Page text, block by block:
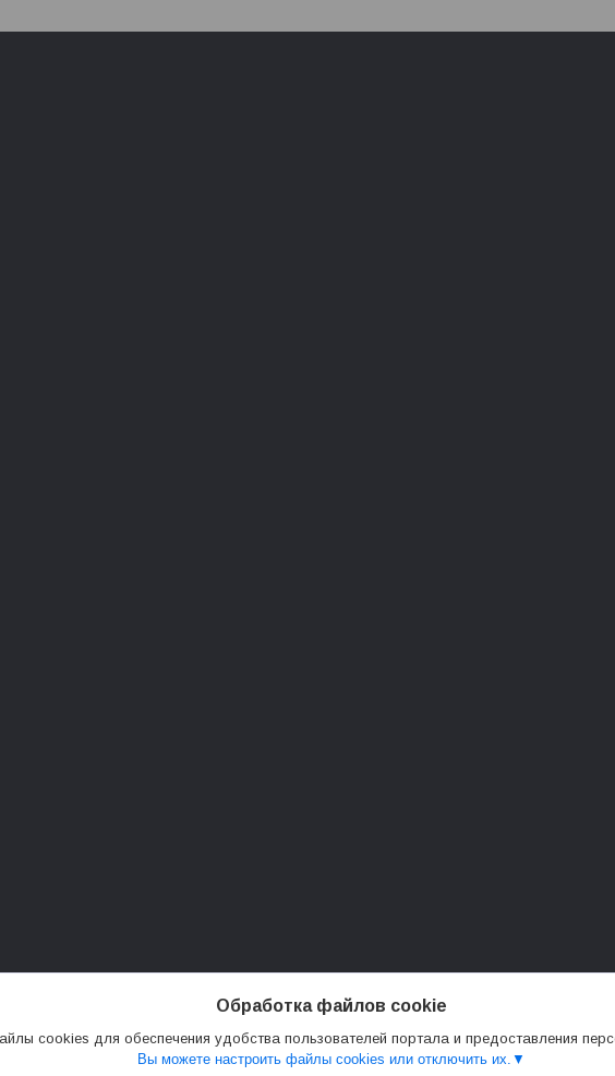
Обработка файлов cookie
cookies для обеспечения удобства пользователей портала и предоставления
Вы можете настроить файлы cookies или отключить их.